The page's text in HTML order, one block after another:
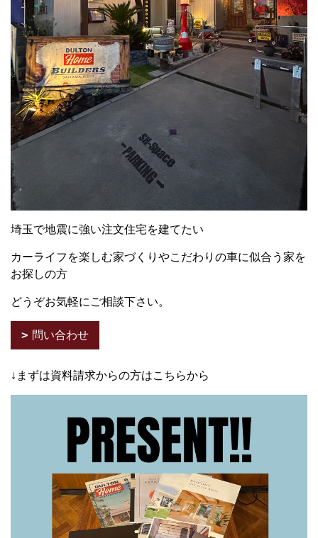
埼玉で地震に強い注文住宅を建てたい
カーライフを楽しむ家づくりやこだわりの車に似合う家を
お探しの方
どうぞお気軽にご相談下さい。
問い合わせ
↓まずは資料請求からの方はこちらから